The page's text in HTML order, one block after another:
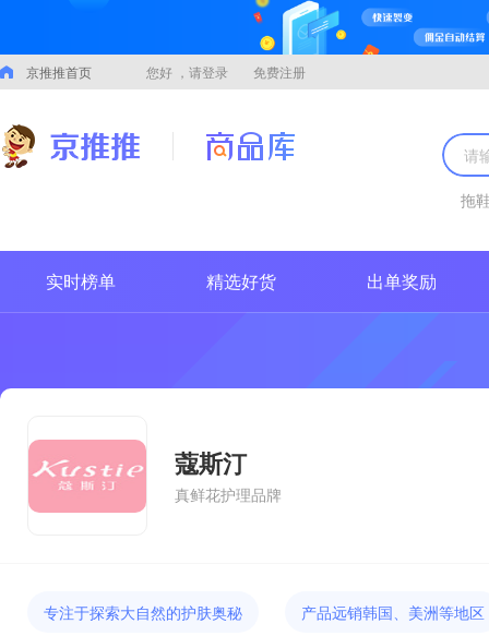
京推推首页 您好 ，请登录 免费注册
拖
实时榜单 精选好货 出单奖励
蔻斯汀
真鲜花护理品牌
专注于探索大自然的护肤奥秘 产品远销韩国、美洲等地区